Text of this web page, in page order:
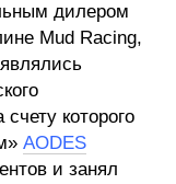
дилером
Mud Racing,
которого
AODES
и занял